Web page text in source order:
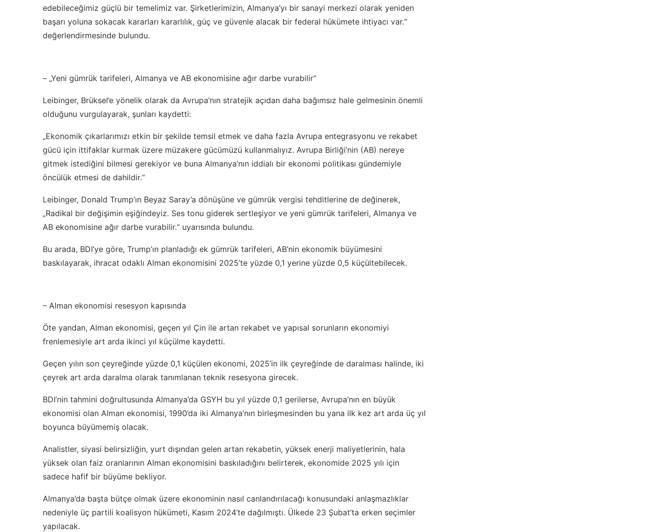
edebileceğimiz güçlü bir temelimiz var. Şirketlerimizin, Almanya’yı bir sanayi merkezi olarak yeniden
başarı yoluna sokacak kararları kararlılık, güç ve güvenle alacak bir federal hükümete ihtiyacı var.“
değerlendirmesinde bulundu.
– „Yeni gümrük tarifeleri, Almanya ve AB ekonomisine ağır darbe vurabilir“
Leibinger, Brüksel’e yönelik olarak da Avrupa’nın stratejik açıdan daha bağımsız hale gelmesinin önemli
olduğunu vurgulayarak, şunları kaydetti:
„Ekonomik çıkarlarımızı etkin bir şekilde temsil etmek ve daha fazla Avrupa entegrasyonu ve rekabet
gücü için ittifaklar kurmak üzere müzakere gücümüzü kullanmalıyız. Avrupa Birliği’nin (AB) nereye
gitmek istediğini bilmesi gerekiyor ve buna Almanya’nın iddialı bir ekonomi politikası gündemiyle
öncülük etmesi de dahildir.“
Leibinger, Donald Trump’ın Beyaz Saray’a dönüşüne ve gümrük vergisi tehditlerine de değinerek,
„Radikal bir değişimin eşiğindeyiz. Ses tonu giderek sertleşiyor ve yeni gümrük tarifeleri, Almanya ve
AB ekonomisine ağır darbe vurabilir.“ uyarısında bulundu.
Bu arada, BDI’ye göre, Trump’ın planladığı ek gümrük tarifeleri, AB’nin ekonomik büyümesini
baskılayarak, ihracat odaklı Alman ekonomisini 2025’te yüzde 0,1 yerine yüzde 0,5 küçültebilecek.
– Alman ekonomisi resesyon kapısında
Öte yandan, Alman ekonomisi, geçen yıl Çin ile artan rekabet ve yapısal sorunların ekonomiyi
frenlemesiyle art arda ikinci yıl küçülme kaydetti.
Geçen yılın son çeyreğinde yüzde 0,1 küçülen ekonomi, 2025’in ilk çeyreğinde de daralması halinde, iki
çeyrek art arda daralma olarak tanımlanan teknik resesyona girecek.
BDI’nin tahmini doğrultusunda Almanya’da GSYH bu yıl yüzde 0,1 gerilerse, Avrupa’nın en büyük
ekonomisi olan Alman ekonomisi, 1990’da iki Almanya’nın birleşmesinden bu yana ilk kez art arda üç yıl
boyunca büyümemiş olacak.
Analistler, siyasi belirsizliğin, yurt dışından gelen artan rekabetin, yüksek enerji maliyetlerinin, hala
yüksek olan faiz oranlarının Alman ekonomisini baskıladığını belirterek, ekonomide 2025 yılı için
sadece hafif bir büyüme bekliyor.
Almanya’da başta bütçe olmak üzere ekonominin nasıl canlandırılacağı konusundaki anlaşmazlıklar
nedeniyle üç partili koalisyon hükümeti, Kasım 2024’te dağılmıştı. Ülkede 23 Şubat’ta erken seçimler
yapılacak.